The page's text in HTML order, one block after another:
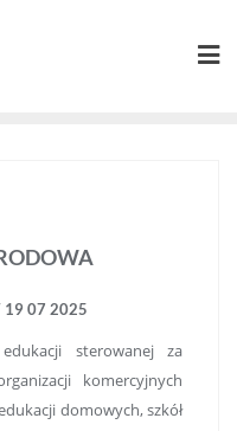
19 07 2025
sterowanej za
komercyjnych
domowych, szkół